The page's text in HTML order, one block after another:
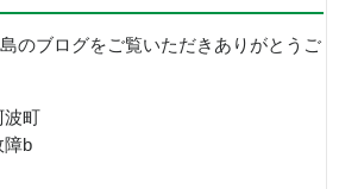
のブログをご覧いただきありがとうご
波町
障b